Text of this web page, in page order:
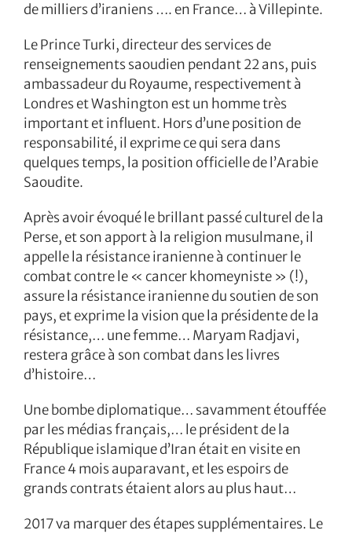
de milliers d’iraniens …. en France… à Villepinte.
Le Prince Turki, directeur des services de
renseignements saoudien pendant 22 ans, puis
ambassadeur du Royaume, respectivement à
Londres et Washington est un homme très
important et influent. Hors d’une position de
responsabilité, il exprime ce qui sera dans
quelques temps, la position officielle de l’Arabie
Saoudite.
Après avoir évoqué le brillant passé culturel de la
Perse, et son apport à la religion musulmane, il
appelle la résistance iranienne à continuer le
combat contre le « cancer khomeyniste » (!),
assure la résistance iranienne du soutien de son
pays, et exprime la vision que la présidente de la
résistance,… une femme… Maryam Radjavi,
restera grâce à son combat dans les livres
d’histoire…
Une bombe diplomatique… savamment étouffée
par les médias français,… le président de la
République islamique d’Iran était en visite en
France 4 mois auparavant, et les espoirs de
grands contrats étaient alors au plus haut…
2017 va marquer des étapes supplémentaires. Le